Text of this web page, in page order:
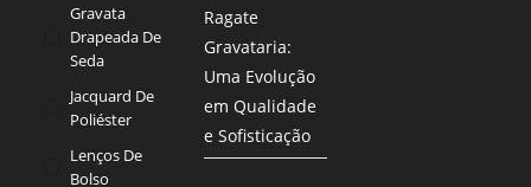
Gravata
Drapeada De
Seda
Jacquard De
Poliéster
Lenços De
Bolso
Ragate
Gravataria:
Uma Evolução
em Qualidade
e Sofisticação